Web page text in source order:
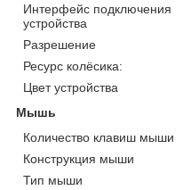
Интерфейс подключения
устройства
Разрешение
Ресурс колёсика:
Цвет устройства
Мышь
Количество клавиш мыши
Конструкция мыши
Тип мыши